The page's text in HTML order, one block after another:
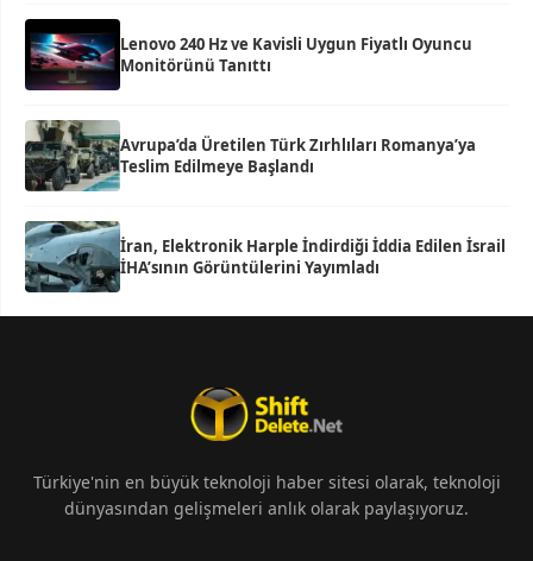
Lenovo 240 Hz ve Kavisli Uygun Fiyatlı Oyuncu
Monitörünü Tanıttı
Avrupa’da Üretilen Türk Zırhlıları Romanya’ya
Teslim Edilmeye Başlandı
İran, Elektronik Harple İndirdiği İddia Edilen İsrail
İHA’sının Görüntülerini Yayımladı
Türkiye'nin en büyük teknoloji haber sitesi olarak, teknoloji
dünyasından gelişmeleri anlık olarak paylaşıyoruz.